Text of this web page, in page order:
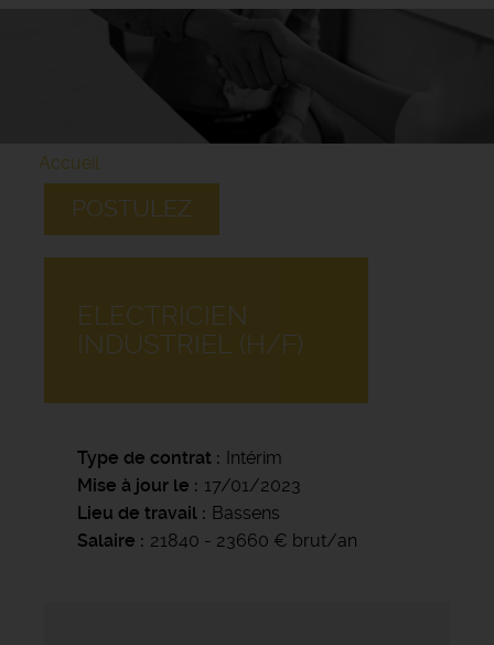
Accueil
POSTULEZ
ELECTRICIEN
INDUSTRIEL (H/F)
Type de contrat
Intérim
Mise à jour le
17/01/2023
Lieu de travail
Bassens
Salaire
21840 - 23660 € brut/an